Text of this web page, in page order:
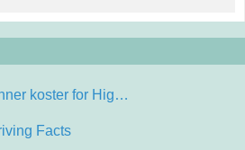
koster for Hig…
Facts